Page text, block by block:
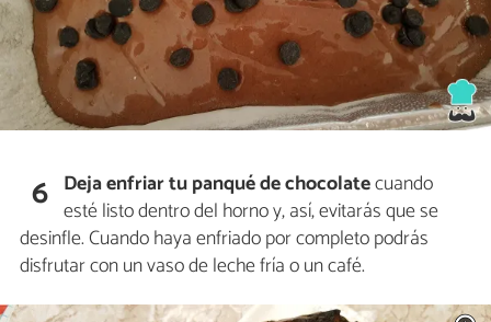
6 Deja enfriar tu panqué de chocolatecuando
esté listo dentro del horno y, así, evitarás que se
desinfle. Cuando haya enfriado por completo podrás
disfrutar con un vaso de leche fría o un café.